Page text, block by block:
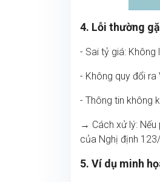
4. Lỗi thường
- Sai tỷ giá:
- Không quy đổi ra
- Thông tin không
→ Cách xử lý: Nếu
của Nghị định
5. Ví dụ minh